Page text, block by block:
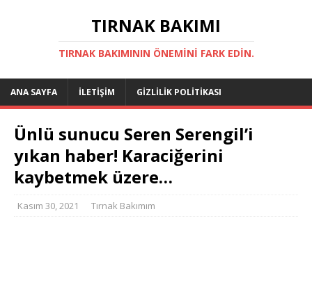
TIRNAK BAKIMI
TIRNAK BAKIMININ ÖNEMINI FARK EDIN.
ANA SAYFA İLETIŞIM GIZLILIK POLITIKASI
Ünlü sunucu Seren Serengil’i
yıkan haber! Karaciğerini
kaybetmek üzere…
Kasım 30, 2021 Tırnak Bakımım